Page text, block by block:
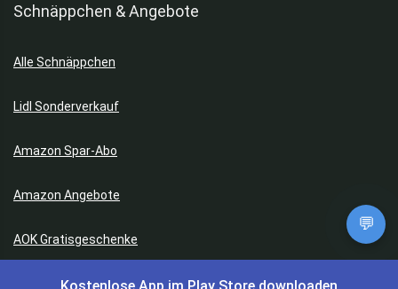
Schnäppchen & Angebote
Alle Schnäppchen
Lidl Sonderverkauf
Amazon Spar-Abo
Amazon Angebote
AOK Gratisgeschenke
💬